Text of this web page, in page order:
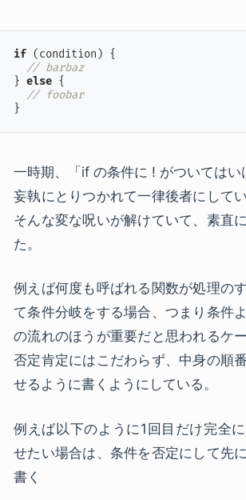
if (condition) {
// barbaz
} else {
// foobar
}
一時期、「if の条件に ! がついてはい
妄執にとりつかれて一律後者にして
そんな変な呪いが解けていて、素直
た。
例えば何度も呼ばれる関数が処理の
て条件分岐をする場合、つまり条件
の流れのほうが重要だと思われるケ
否定肯定にはこだわらず、中身の順
せるように書くようにしている。
例えば以下のように1回目だけ完全
せたい場合は、条件を否定にして先
書く